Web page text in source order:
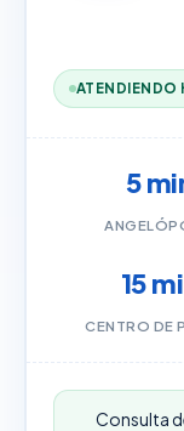
ATENDIENDO
5
15
CENTRO DE
Consulta